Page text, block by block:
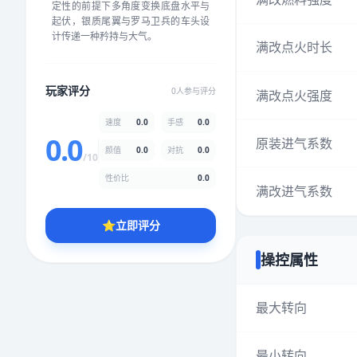
定性的前提下多角度变换底盘水平与
起伏，银质尾翼与罗马卫兵的车头设
计传递一种矜持与大气。
玩家评分 0人参与评分
0.0/10
速度 0.0 手感 0.0
颜值 0.0 对抗 0.0
性价比 0.0
⭐立即评分
满改点火时长
满改点火强度
原装进气系数
满改进气系数
操控属性
最大转向
★★★★★★★★★
★★★★
性价比 5.0分
★★★ ★★
* 综合评分为玩家评分结果，速度占比0%，手感占比0%，对抗占比
0%，性价比占比0%，颜值占比0%